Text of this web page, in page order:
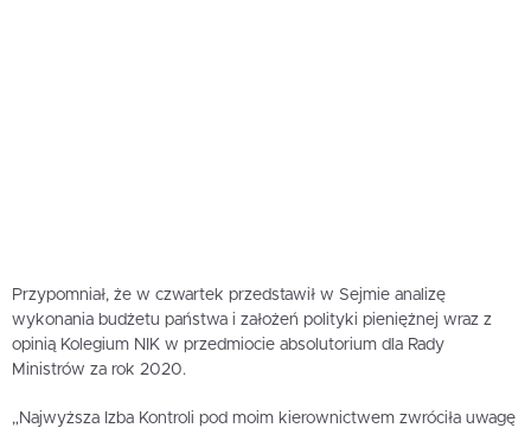
Przypomniał, że w czwartek przedstawił w Sejmie analizę
wykonania budżetu państwa i założeń polityki pieniężnej wraz z
opinią Kolegium NIK w przedmiocie absolutorium dla Rady
Ministrów za rok 2020.
„Najwyższa Izba Kontroli pod moim kierownictwem zwróciła uwagę